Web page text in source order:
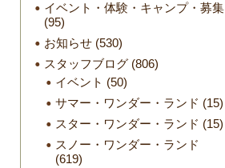
イベント・体験・キャンプ・募集
(95)
お知らせ(530)
スタッフブログ(806)
イベント (50)
サマー・ワンダー・ランド (15)
スター・ワンダー・ランド (15)
スノー・ワンダー・ランド
(619)